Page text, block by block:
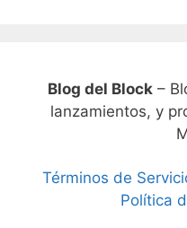
Blog del Block–
lanzamientos, y
Términos de
Política